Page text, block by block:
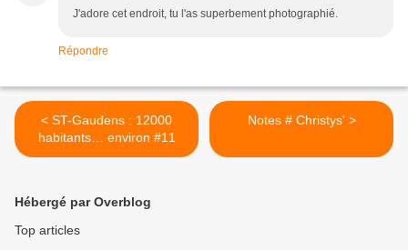
J'adore cet endroit, tu l'as superbement photographié.
Répondre
< ST-Gaudens : 12000
habitants… environ #11
Notes # Christys' >
Hébergé par Overblog
Top articles